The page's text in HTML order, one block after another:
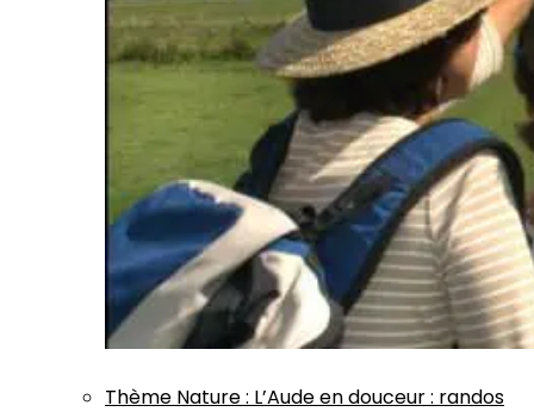
Thème Nature: L’Aude en douceur : randos